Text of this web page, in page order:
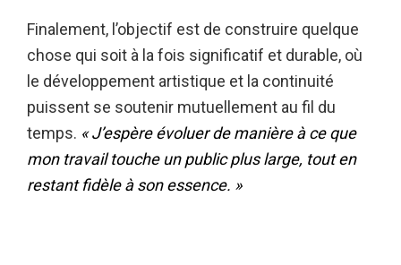
Finalement, l’objectif est de construire quelque
chose qui soit à la fois significatif et durable, où
le développement artistique et la continuité
puissent se soutenir mutuellement au fil du
temps. « J’espère évoluer de manière à ce que
mon travail touche un public plus large, tout en
restant fidèle à son essence. »